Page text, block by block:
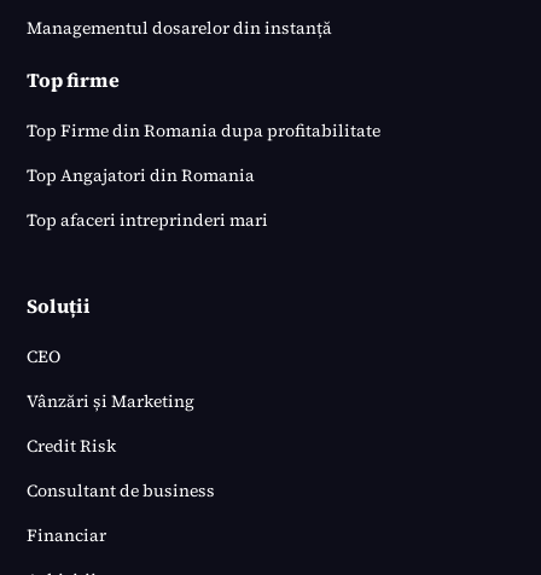
Managementul dosarelor din instanță
Top firme
Top Firme din Romania dupa profitabilitate
Top Angajatori din Romania
Top afaceri intreprinderi mari
Soluții
CEO
Vânzări și Marketing
Credit Risk
Consultant de business
Financiar